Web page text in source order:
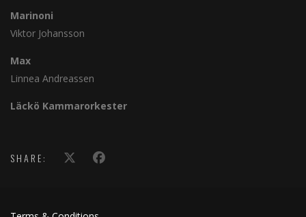
Marinoni
Viktor Johansson
Max
Linnea Andreassen
Läckö Kammarorkester
SHARE: